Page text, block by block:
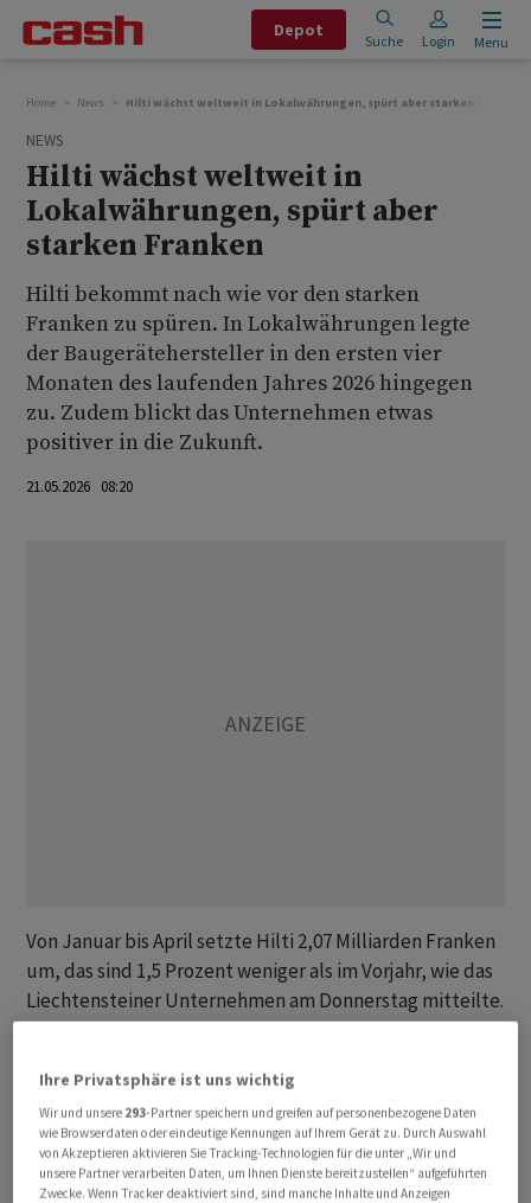
Depot
Suche Login Menu
Home News Hilti wächst weltweit in Lokalwährungen, spürt aber starken Franken
NEWS
Hilti wächst weltweit in
Lokalwährungen, spürt aber
starken Franken
Hilti bekommt nach wie vor den starken
Franken zu spüren. In Lokalwährungen legte
der Baugerätehersteller in den ersten vier
Monaten des laufenden Jahres 2026 hingegen
zu. Zudem blickt das Unternehmen etwas
positiver in die Zukunft.
21.05.2026 08:20
Von Januar bis April setzte Hilti 2,07 Milliarden Franken
um, das sind 1,5 Prozent weniger als im Vorjahr, wie das
Liechtensteiner Unternehmen am Donnerstag mitteilte.
Die Aufwertung des Frankens sorgte für einen nochmals
Prozentpunkten. In Lokalwährungen lag das Wachstum
damit bei 4,7 Prozent.
Europa bleibt schwach, andere Märkte stark
Ihre Privatsphäre ist uns wichtig
Wir und unsere 293-Partner speichern und greifen auf personenbezogene Daten
wie Browserdaten oder eindeutige Kennungen auf Ihrem Gerät zu. Durch Auswahl
von Akzeptieren aktivieren Sie Tracking-Technologien für die unter „Wir und
unsere Partner verarbeiten Daten, um Ihnen Dienste bereitzustellen“ aufgeführten
Zwecke. Wenn Tracker deaktiviert sind, sind manche Inhalte und Anzeigen